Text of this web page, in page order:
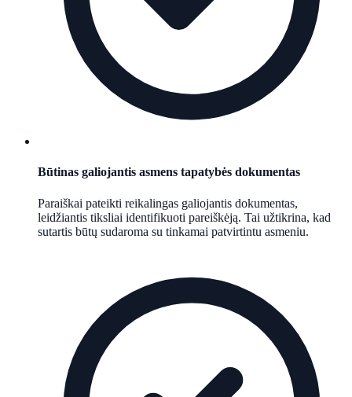
Būtinas galiojantis asmens tapatybės dokumentas
Paraiškai pateikti reikalingas galiojantis dokumentas,
leidžiantis tiksliai identifikuoti pareiškėją. Tai užtikrina, kad
sutartis būtų sudaroma su tinkamai patvirtintu asmeniu.